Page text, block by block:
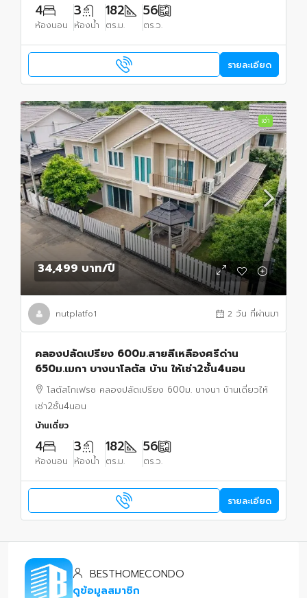
4
ห้องนอน
3
ห้องน้ำ
182
ตร.ม.
56
ตร.ว.
รายละเอียด
เช่า
34,499 บาท/ปี
nutplatfo1 2 วัน ที่ผ่านมา
คลองปลัดเปรียง 600ม.สายสีเหลืองศรีด่าน
650ม.เมกา บางนาโลตัส บ้าน ให้เช่า2ชั้น4นอน
โลตัสโกเฟรช คลองปลัดเปรียง 600ม. บางนา บ้านเดี่ยวให้
เช่า2ชั้น4นอน
บ้านเดี่ยว
4
ห้องนอน
3
ห้องน้ำ
182
ตร.ม.
56
ตร.ว.
รายละเอียด
BESTHOMECONDO
ดูข้อมูลสมาชิก